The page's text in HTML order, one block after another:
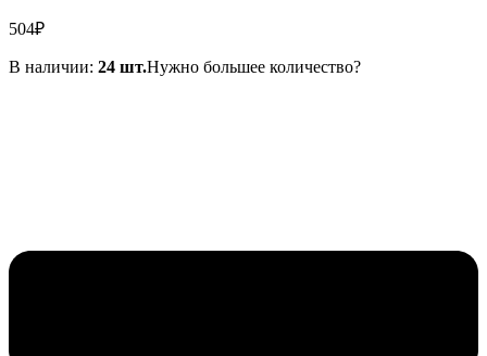
504₽
В наличии: 24 шт.Нужно большее количество?